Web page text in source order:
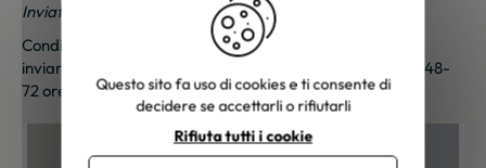
Inviateci le vostre foto; una piccola sorpresa vi aspetta!
Condividi le tue foto e ricevi una sorpresa!
inviarci le tue foto. Un piccolo regalo ti sarà inviato entro 48-
72 ore lavorative. Grazie per la tua fedeltà!
Questo sito fa uso di cookies e ti consente di
decidere se accettarli o rifiutarli
Rifiuta tutti i cookie